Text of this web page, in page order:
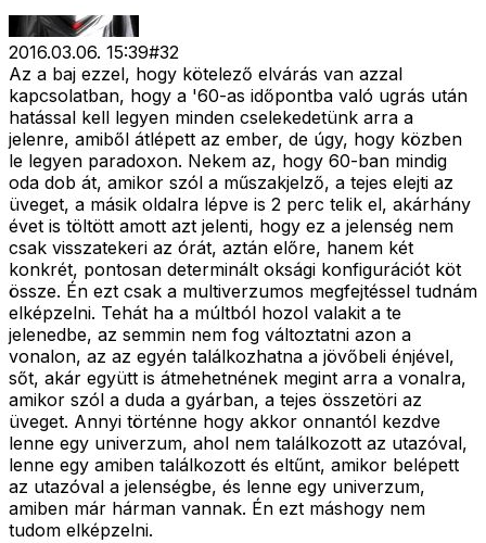
2016.03.06. 15:39#32
Az a baj ezzel, hogy kötelező elvárás van azzal
kapcsolatban, hogy a '60-as időpontba való ugrás után
hatással kell legyen minden cselekedetünk arra a
jelenre, amiből átlépett az ember, de úgy, hogy közben
le legyen paradoxon. Nekem az, hogy 60-ban mindig
oda dob át, amikor szól a műszakjelző, a tejes elejti az
üveget, a másik oldalra lépve is 2 perc telik el, akárhány
évet is töltött amott azt jelenti, hogy ez a jelenség nem
csak visszatekeri az órát, aztán előre, hanem két
konkrét, pontosan determinált oksági konfigurációt köt
össze. Én ezt csak a multiverzumos megfejtéssel tudnám
elképzelni. Tehát ha a múltból hozol valakit a te
jelenedbe, az semmin nem fog változtatni azon a
vonalon, az az egyén találkozhatna a jövőbeli énjével,
sőt, akár együtt is átmehetnének megint arra a vonalra,
amikor szól a duda a gyárban, a tejes összetöri az
üveget. Annyi történne hogy akkor onnantól kezdve
lenne egy univerzum, ahol nem találkozott az utazóval,
lenne egy amiben találkozott és eltűnt, amikor belépett
az utazóval a jelenségbe, és lenne egy univerzum,
amiben már hárman vannak. Én ezt máshogy nem
tudom elképzelni.